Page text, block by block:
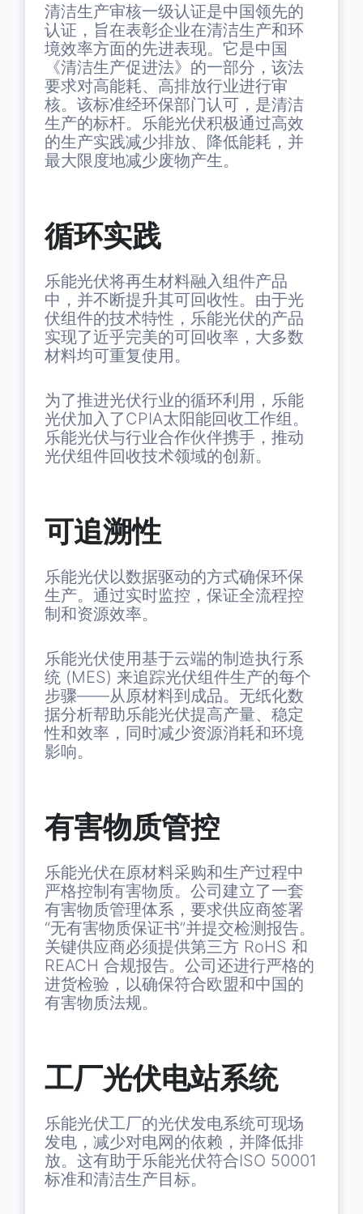
清洁生产审核一级认证是中国领先的
认证，旨在表彰企业在清洁生产和环
境效率方面的先进表现。它是中国
《清洁生产促进法》的一部分，该法
要求对高能耗、高排放行业进行审
核。该标准经环保部门认可，是清洁
生产的标杆。乐能光伏积极通过高效
的生产实践减少排放、降低能耗，并
最大限度地减少废物产生。
循环实践
乐能光伏将再生材料融入组件产品
中，并不断提升其可回收性。由于光
伏组件的技术特性，乐能光伏的产品
实现了近乎完美的可回收率，大多数
材料均可重复使用。
为了推进光伏行业的循环利用，乐能
光伏加入了CPIA太阳能回收工作组。
乐能光伏与行业合作伙伴携手，推动
光伏组件回收技术领域的创新。
可追溯性
乐能光伏以数据驱动的方式确保环保
生产。通过实时监控，保证全流程控
制和资源效率。
乐能光伏使用基于云端的制造执行系
统 ​​(MES) 来追踪光伏组件生产的每个
步骤——从原材料到成品。无纸化数
据分析帮助乐能光伏提高产量、稳定
性和效率，同时减少资源消耗和环境
影响。
有害物质管控
乐能光伏在原材料采购和生产过程中
严格控制有害物质。公司建立了一套
有害物质管理体系，要求供应商签署
“无有害物质保证书”并提交检测报告。
关键供应商必须提供第三方 RoHS 和
REACH 合规报告。公司还进行严格的
进货检验，以确保符合欧盟和中国的
有害物质法规。
工厂光伏电站系统
乐能光伏工厂的光伏发电系统可现场
发电，减少对电网的依赖，并降低排
放。这有助于乐能光伏符合ISO 50001
标准和清洁生产目标。